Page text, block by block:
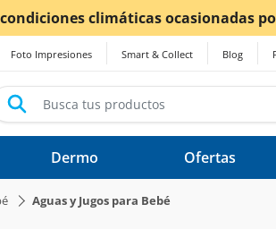
las lluvias,los tiempos de entrega
Foto Impresiones Smart & Collect Blog
Dermo Ofertas
Aguas y Jugos para Bebé